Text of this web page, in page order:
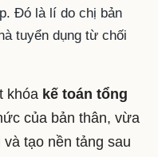
Đó là lí do chị bản
tuyển dụng từ chối
khóa kế toán tổng
của bản thân, vừa
tạo nền tảng sau